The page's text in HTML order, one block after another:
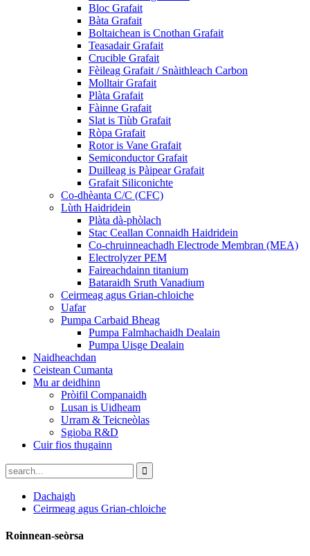
Bloc Grafait
Bàta Grafait
Boltaichean is Cnothan Grafait
Teasadair Grafait
Crucible Grafait
Fèileag Grafait / Snàithleach Carbon
Molltair Grafait
Plàta Grafait
Fàinne Grafait
Slat is Tiùb Grafait
Ròpa Grafait
Rotor is Vane Grafait
Semiconductor Grafait
Duilleag is Pàipear Grafait
Grafait Siliconichte
Co-dhèanta C/C (CFC)
Lùth Haidridein
Plàta dà-phòlach
Stac Ceallan Connaidh Haidridein
Co-chruinneachadh Electrode Membran (MEA)
Electrolyzer PEM
Faireachdainn titanium
Bataraidh Sruth Vanadium
Ceirmeag agus Grian-chloiche
Uafar
Pumpa Carbaid Bheag
Pumpa Falmhachaidh Dealain
Pumpa Uisge Dealain
Naidheachdan
Ceistean Cumanta
Mu ar deidhinn
Pròifil Companaidh
Lusan is Uidheam
Urram & Teicneòlas
Sgioba R&D
Cuir fios thugainn
Dachaigh
Ceirmeag agus Grian-chloiche
Roinnean-seòrsa